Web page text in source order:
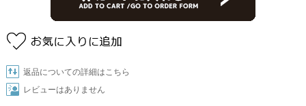
返品についての詳細はこちら
レビューはありません